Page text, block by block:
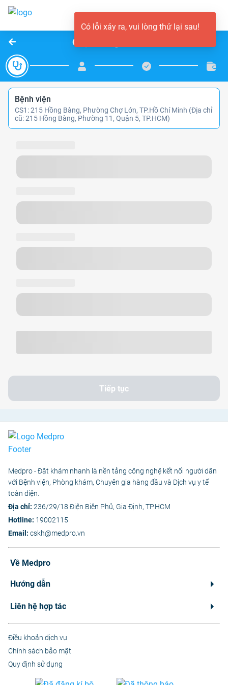
Chọn thông tin khám
Bệnh viện
CS1: 215 Hồng Bàng, Phường Chợ Lớn, TP.Hồ Chí Minh (Địa chỉ
cũ: 215 Hồng Bàng, Phường 11, Quận 5, TP.HCM)
Tiếp tục
Medpro - Đặt khám nhanh là nền tảng công nghệ kết nối người dân
với Bệnh viện, Phòng khám, Chuyên gia hàng đầu và Dịch vụ y tế
toàn diện.
Địa chỉ: 236/29/18 Điện Biên Phủ, Gia Định, TP.HCM
Hotline: 19002115
Email: cskh@medpro.vn
Về Medpro
Hướng dẫn
Liên hệ hợp tác
Điều khoản dịch vụ
Chính sách bảo mật
Quy định sử dụng
Có lỗi xảy ra, vui lòng thử lại sau!